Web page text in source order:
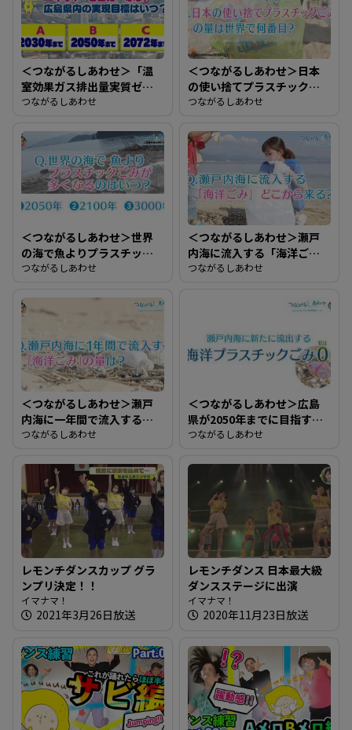
＜つながるしあわせ＞「温
室効果ガス排出量実質ゼロ
＝ネット・ネットカーボ
いつ？
つながるしあわせ
＜つながるしあわせ＞日本
の使い捨てプラスチックご
みの量は世界で何番目？
つながるしあわせ
＜つながるしあわせ＞世界
の海で魚よりプラスチック
ごみが多くなるのはいつ？
つながるしあわせ
＜つながるしあわせ＞瀬戸
内海に流入する「海洋ご
み」どこから来る？
つながるしあわせ
＜つながるしあわせ＞瀬戸
内海に一年間で流入する
「海洋ごみ」の量は？
つながるしあわせ
＜つながるしあわせ＞広島
県が2050年までに目指す目
標は？
つながるしあわせ
レモンチダンスカップ グラ
ンプリ決定！！
イマナマ！
2021年3月26日放送
レモンチダンス 日本最大級
ダンスステージに出演
イマナマ！
2020年11月23日放送